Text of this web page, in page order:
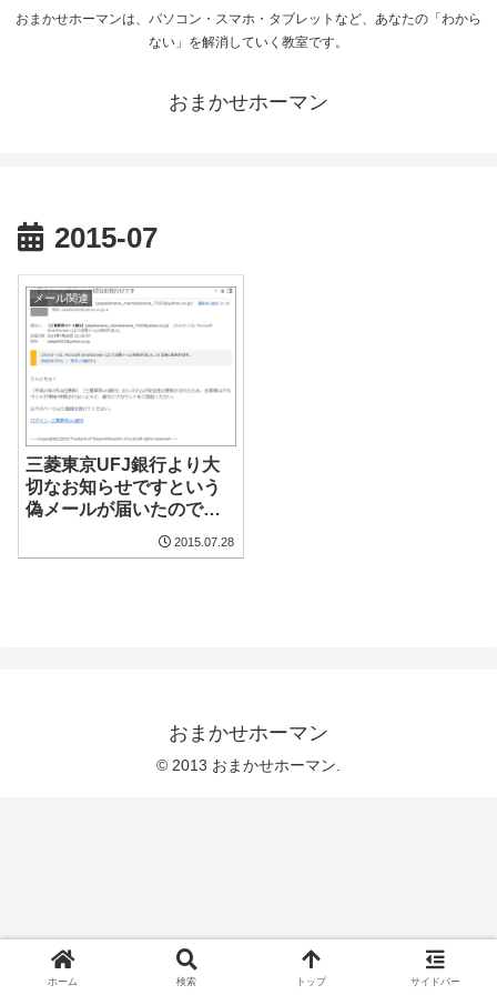
おまかせホーマンは、パソコン・スマホ・タブレットなど、あなたの「わから
ない」を解消していく教室です。
おまかせホーマン
2015-07
メール関連
三菱東京UFJ銀行より大
切なお知らせですという
偽メールが届いたので検
2015.07.28
おまかせホーマン
© 2013 おまかせホーマン.
ホーム 検索 トップ サイドバー